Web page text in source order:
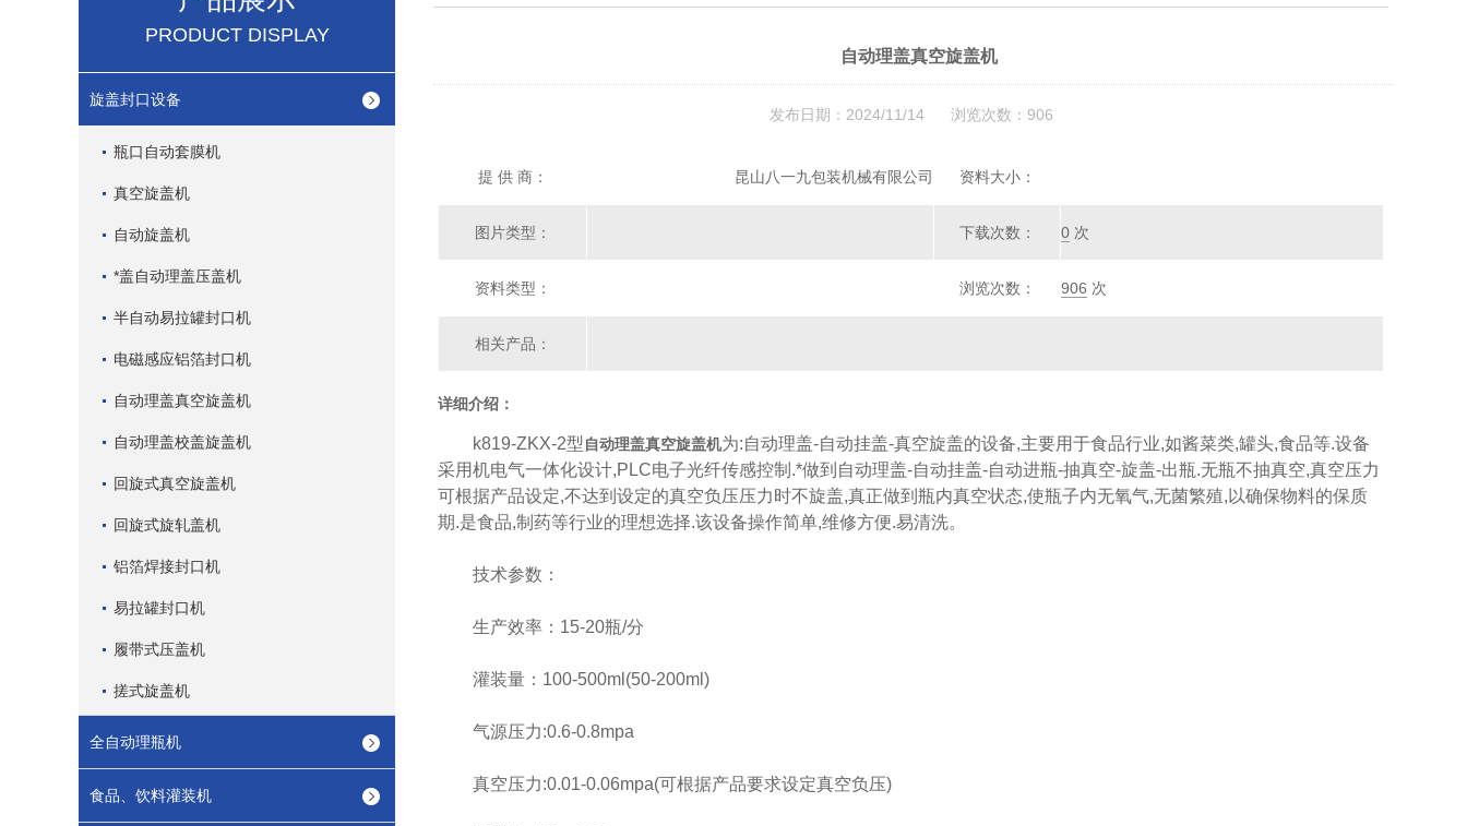
PRODUCT DISPLAY
旋盖封口设备
瓶口自动套膜机
真空旋盖机
自动旋盖机
*盖自动理盖压盖机
半自动易拉罐封口机
电磁感应铝箔封口机
自动理盖真空旋盖机
自动理盖校盖旋盖机
回旋式真空旋盖机
回旋式旋轧盖机
铝箔焊接封口机
易拉罐封口机
履带式压盖机
搓式旋盖机
全自动理瓶机
食品、饮料灌装机
自动理盖真空旋盖机
发布日期：2024/11/14 浏览次数：906
提 供 商： 昆山八一九包装机械有限公司 资料大小：
图片类型： 下载次数： 0 次
资料类型： 浏览次数： 906 次
相关产品：
详细介绍：
k819-ZKX-2型自动理盖真空旋盖机为:自动理盖-自动挂盖-真空旋盖的设备,主要用于食品行业,如酱菜类,罐头,食品等.设备
采用机电气一体化设计,PLC电子光纤传感控制.*做到自动理盖-自动挂盖-自动进瓶-抽真空-旋盖-出瓶.无瓶不抽真空,真空压力
可根据产品设定,不达到设定的真空负压压力时不旋盖,真正做到瓶内真空状态,使瓶子内无氧气,无菌繁殖,以确保物料的保质
期.是食品,制药等行业的理想选择.该设备操作简单,维修方便.易清洗。
技术参数：
生产效率：15-20瓶/分
灌装量：100-500ml(50-200ml)
气源压力:0.6-0.8mpa
真空压力:0.01-0.06mpa(可根据产品要求设定真空负压)